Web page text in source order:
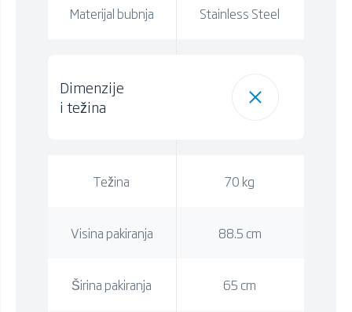
Materijal bubnja Stainless Steel
Dimenzije
i težina
Težina 70 kg
Visina pakiranja 88.5 cm
Širina pakiranja 65 cm